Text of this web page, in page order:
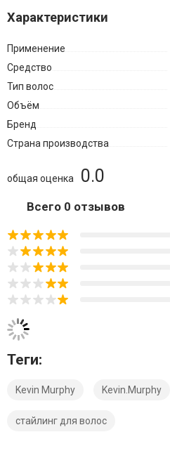
Характеристики
Применение
Средство
Тип волос
Объём
Бренд
Страна производства
0.0
общая оценка
Всего 0 отзывов
Теги:
Kevin Murphy Kevin.Murphy
стайлинг для волос